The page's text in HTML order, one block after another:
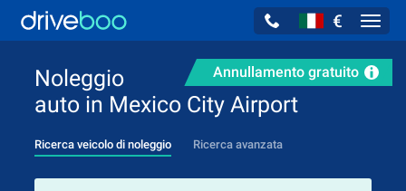
€
Annullamento gratuito
Noleggio
auto in Mexico City Airport
Ricerca veicolo di noleggio Ricerca avanzata